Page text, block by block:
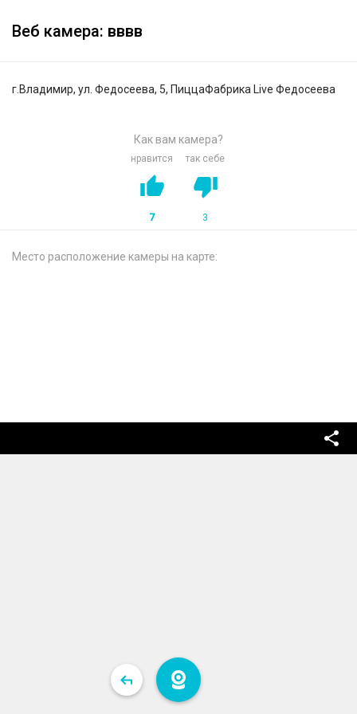
Веб камера: вввв
г.Владимир, ул. Федосеева, 5, ПиццаФабрика Live Федосеева
Как вам камера?
нравится так себе
7 3
Место расположение камеры на карте: